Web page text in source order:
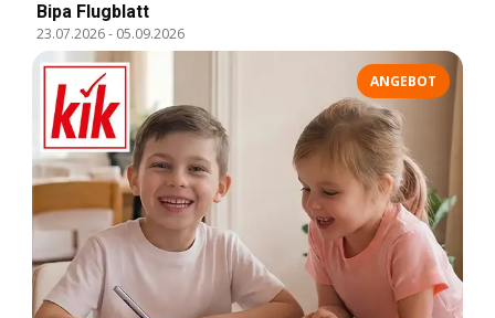
Bipa Flugblatt
23.07.2026- 05.09.2026
ANGEBOT